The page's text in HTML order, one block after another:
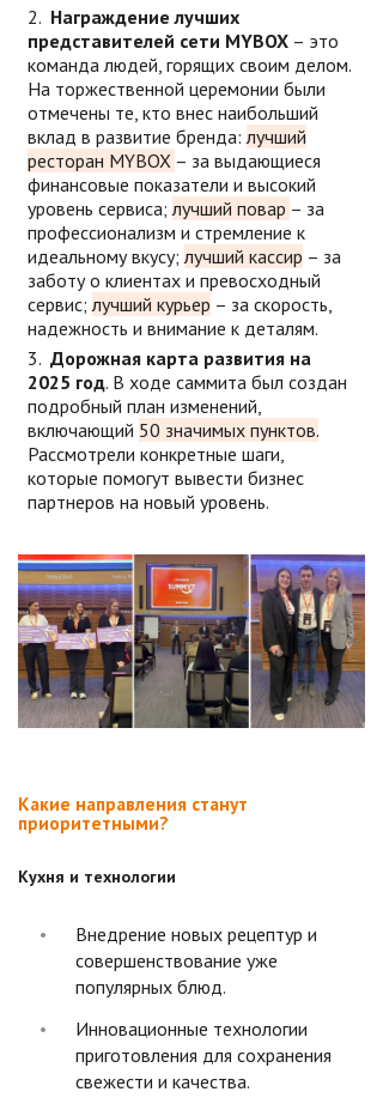
Награждение лучших
представителей сети MYBOX – это
команда людей, горящих своим делом.
На торжественной церемонии были
отмечены те, кто внес наибольший
вклад в развитие бренда:лучший
ресторан MYBOX – за выдающиеся
финансовые показатели и высокий
уровень сервиса;лучший повар – за
профессионализм и стремление к
идеальному вкусу;лучший кассир – за
заботу о клиентах и превосходный
сервис;лучший курьер – за скорость,
надежность и внимание к деталям.
Дорожная карта развития на
2025 год. В ходе саммита был создан
подробный план изменений,
включающий 50 значимых пунктов.
Рассмотрели конкретные шаги,
которые помогут вывести бизнес
партнеров на новый уровень.
Какие направления станут
приоритетными?
Кухня и технологии
Внедрение новых рецептур и
совершенствование уже
популярных блюд.
Инновационные технологии
приготовления для сохранения
свежести и качества.